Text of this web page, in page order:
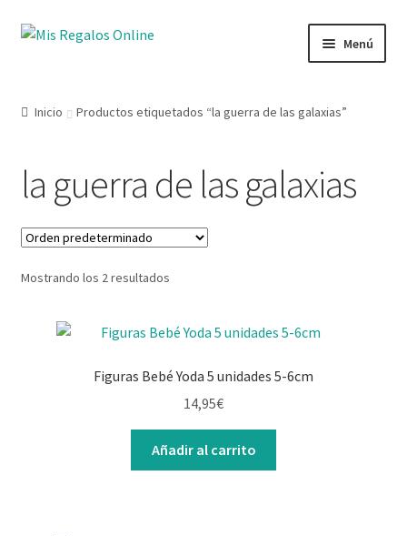
Menú
Secciones
Ofertas
Novedades
Lista de deseos
Inicio Productos etiquetados “la guerra de las galaxias”
la guerra de las galaxias
Mostrando los 2 resultados
Figuras Bebé Yoda 5 unidades 5-6cm
14,95€
Añadir al carrito